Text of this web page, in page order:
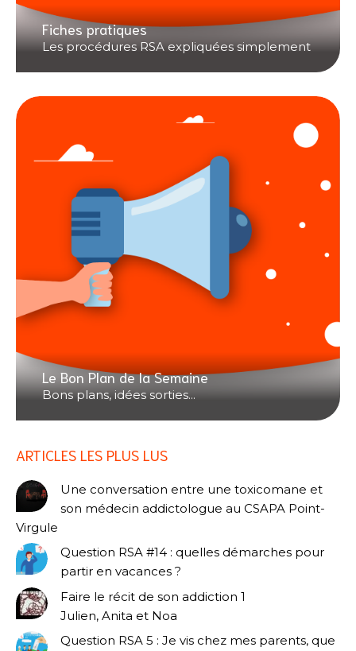
Fiches pratiques
Les procédures RSA expliquées simplement
Le Bon Plan de la Semaine
Bons plans, idées sorties...
ARTICLES LES PLUS LUS
Une conversation entre une toxicomane et
son médecin addictologue au CSAPA Point-
Virgule
Question RSA #14 : quelles démarches pour
partir en vacances ?
Faire le récit de son addiction 1
Julien, Anita et Noa
Question RSA 5 : Je vis chez mes parents, que